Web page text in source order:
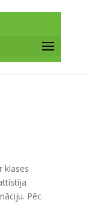
klases
Pēc